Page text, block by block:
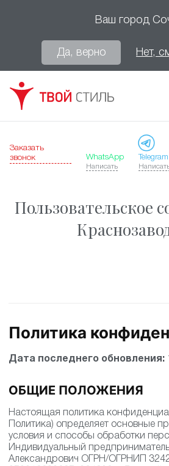
Ваш город
Да, верно Нет,
Заказать
звонок
WhatsApp
Написать
Telegram
Пользовательское
Политика
Дата последнего обновления:
ОБЩИЕ ПОЛОЖЕНИЯ
Настоящая политика
Политика) определяет основные
условия и способы обработки
Индивидуальный
Александрович ОГРН/ОГРНИП